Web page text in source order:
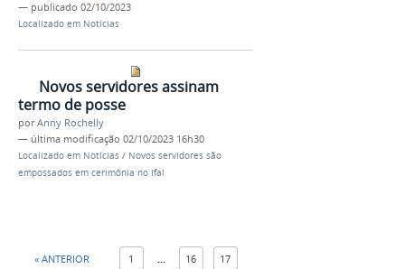
— publicado 02/10/2023
Localizado em Notícias
Novos servidores assinam
termo de posse
porAnny Rochelly
— última modificação 02/10/2023 16h30
Localizado em Notícias / Novos servidores são
empossados em cerimônia no Ifal
« ANTERIOR 1 16 17